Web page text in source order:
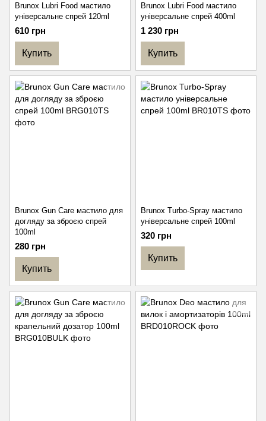
Brunox Lubri Food мастило
універсальне спрей 120ml
610 грн
Купить
Brunox Lubri Food мастило
універсальне спрей 400ml
1 230 грн
Купить
Brunox Gun Care мастило для
догляду за зброєю спрей
100ml
280 грн
Купить
Brunox Turbo-Spray мастило
універсальне спрей 100ml
320 грн
Купить